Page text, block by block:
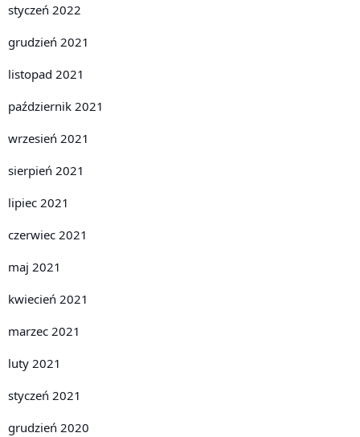
styczeń 2022
grudzień 2021
listopad 2021
październik 2021
wrzesień 2021
sierpień 2021
lipiec 2021
czerwiec 2021
maj 2021
kwiecień 2021
marzec 2021
luty 2021
styczeń 2021
grudzień 2020